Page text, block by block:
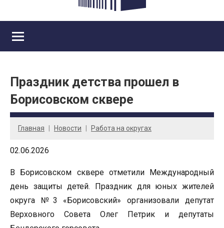
Праздник детства прошел в
Борисовском сквере
Главная Новости Работа на округах
02.06.2026
В Борисовском сквере отметили Международный
день защиты детей. Праздник для юных жителей
округа №3 «Борисовский» организовали депутат
Верховного Совета Олег Петрик и депутаты